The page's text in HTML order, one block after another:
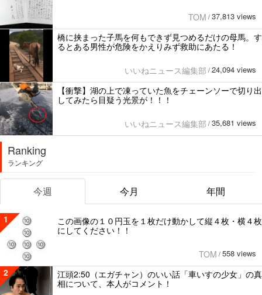
TOM / 37,813 views
橋に挟まった子馬を何もできず見つめるだけの母馬。す
るとある男性が危険をかえりみず救助にあたる！
いいねニュース編集部 / 24,094 views
【衝撃】湖の上で凍っていた魚をチェーンソーで切り出
してみたら目疑う光景が！！！
いいねニュース編集部 / 35,681 views
Ranking
ランキング
今週 今月 年間
1
この画像の１０円玉を１枚だけ動かして縦４枚・横４枚
にしてください！！
TOM / 558 views
2
江頭2:50（エガチャン）のいい話「車いすの少女」の真
相について、本人がコメント！